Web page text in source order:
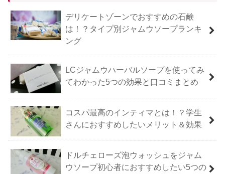
デリケートゾーンでおすすめの石鹸
は！？タイプ別ジャムウソープランキ
ング
LCジャムウハーバルソープを使ってみ
てわかった5つの効果と口コミまとめ
コスパ最高のインティマとは！？学生
さんにおすすめしたいメリット＆効果
ドルチェローズ泡ウォッシュをジャム
ウソープ初心者におすすめしたい5つの